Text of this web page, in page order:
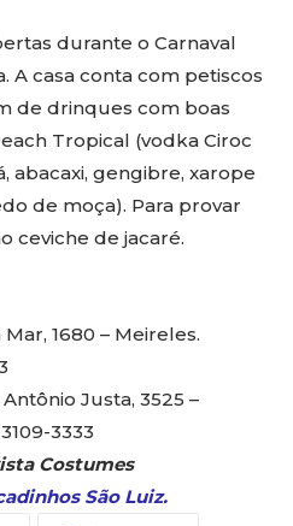
durante o Carnaval
. A casa conta com petiscos
de drinques com boas
Tropical (vodka Ciroc
abacaxi, gengibre, xarope
de moça). Para provar
ceviche de jacaré.
Mar, 1680 – Meireles.
Antônio Justa, 3525 –
3333
Costumes
São Luiz.